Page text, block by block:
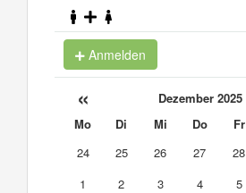
Anmelden
« Dezember 2025
Mo Di Mi Do Fr
24
25 26 27 28
1
2 3 4 5